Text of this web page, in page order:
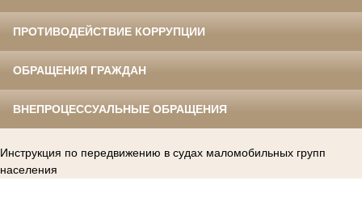
ПРОТИВОДЕЙСТВИЕ КОРРУПЦИИ
ОБРАЩЕНИЯ ГРАЖДАН
ВНЕПРОЦЕССУАЛЬНЫЕ ОБРАЩЕНИЯ
Инструкция по передвижению в судах маломобильных групп
населения